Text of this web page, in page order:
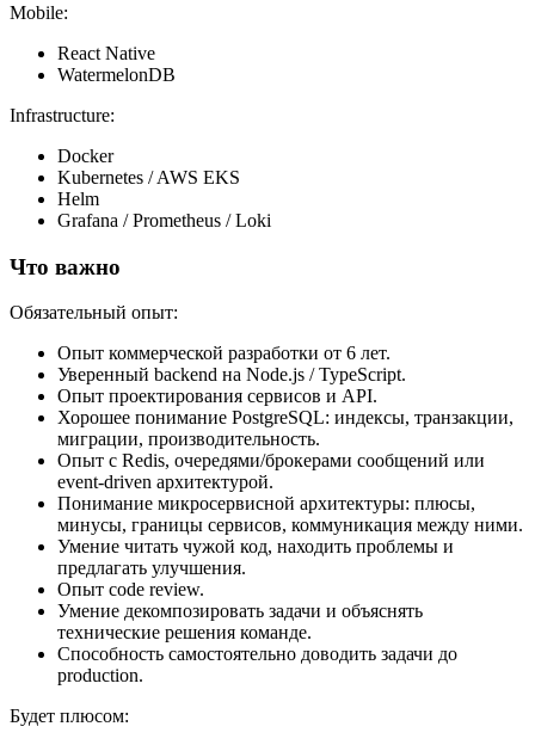
Mobile:
React Native
WatermelonDB
Infrastructure:
Docker
Kubernetes / AWS EKS
Helm
Grafana / Prometheus / Loki
Что важно
Обязательный опыт:
Опыт коммерческой разработки от 6 лет.
Уверенный backend на Node.js / TypeScript.
Опыт проектирования сервисов и API.
Хорошее понимание PostgreSQL: индексы, транзакции,
миграции, производительность.
Опыт с Redis, очередями/брокерами сообщений или
event-driven архитектурой.
Понимание микросервисной архитектуры: плюсы,
минусы, границы сервисов, коммуникация между ними.
Умение читать чужой код, находить проблемы и
предлагать улучшения.
Опыт code review.
Умение декомпозировать задачи и объяснять
технические решения команде.
Способность самостоятельно доводить задачи до
production.
Будет плюсом: